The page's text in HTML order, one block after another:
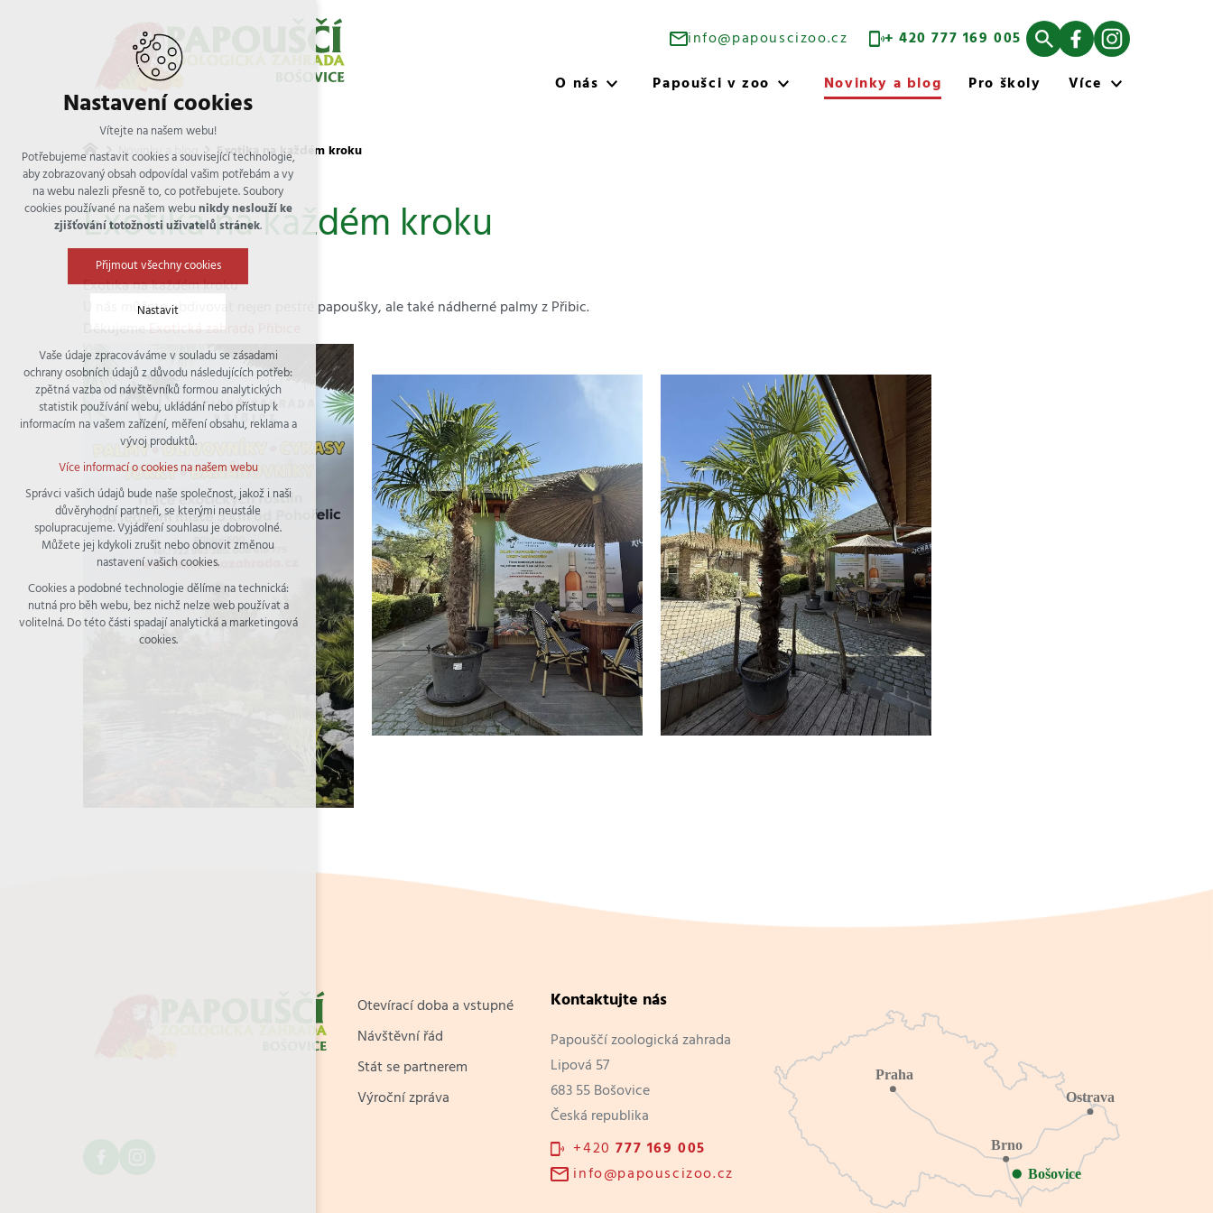
info@papouscizoo.cz
+ 420 777 169 005
O nás
Papoušci v zoo Novinky a blog Pro školy Více
Novinky a blog Exotika na každém kroku
Exotika na každém kroku
Exotika na každém kroku
U nás můžete obdivovat nejen pestré papoušky, ale také nádherné palmy z Přibic.
Děkujeme Exotická zahrada Přibice
Otevírací doba a vstupné
Návštěvní řád
Stát se partnerem
Výroční zpráva
Kontaktujte nás
+420777 169 005
info@papouscizoo.cz
Papouščí zoologická zahrada
Lipová 57
683 55 Bošovice
Česká republika
Nastavení cookies
Vítejte na našem webu!
Potřebujeme nastavit cookies a související technologie,
aby zobrazovaný obsah odpovídal vašim potřebám a vy
na webu nalezli přesně to, co potřebujete. Soubory
cookies používané na našem webunikdy neslouží ke
zjišťování totožnosti uživatelů stránek.
Přijmout všechny cookies
Nastavit
Technická cookies
nutná pro provozování webu
udržení kontextu stránek (session): případná
přihlášení, volby jazyka, apod.
analytická pro anonymizované vyhodnocení
návštěvnosti
marketingová cookies (Google)
Více informací o cookies na našem webu
Přijmout všechny cookies
Odmítnout vše
Vaše údaje zpracováváme v souladu se zásadami
ochrany osobních údajů z důvodu následujících potřeb:
zpětná vazba od návštěvníků formou analytických
statistik používání webu, ukládání nebo přístup k
informacím na vašem zařízení, měření obsahu, reklama a
vývoj produktů.
Více informací o cookies na našem webu
Správci vašich údajů bude naše společnost, jakož i naši
důvěryhodní partneři, se kterými neustále
spolupracujeme. Vyjádření souhlasu je dobrovolné.
Můžete jej kdykoli zrušit nebo obnovit změnou
nastavení vašich cookies.
Cookies a podobné technologie dělíme na technická:
nutná pro běh webu, bez nichž nelze web používat a
volitelná. Do této části spadají analytická a marketingová
cookies.